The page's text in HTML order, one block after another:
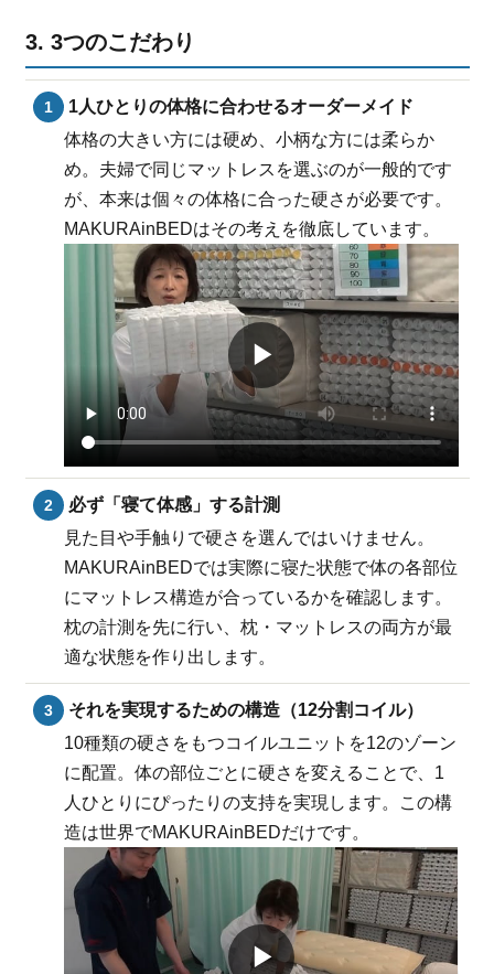
3. 3つのこだわり
1人ひとりの体格に合わせるオーダーメイド
体格の大きい方には硬め、小柄な方には柔らか
め。夫婦で同じマットレスを選ぶのが一般的です
が、本来は個々の体格に合った硬さが必要です。
MAKURAinBEDはその考えを徹底しています。
▶
必ず「寝て体感」する計測
見た目や手触りで硬さを選んではいけません。
MAKURAinBEDでは実際に寝た状態で体の各部位
にマットレス構造が合っているかを確認します。
枕の計測を先に行い、枕・マットレスの両方が最
適な状態を作り出します。
それを実現するための構造（12分割コイル）
10種類の硬さをもつコイルユニットを12のゾーン
に配置。体の部位ごとに硬さを変えることで、1
人ひとりにぴったりの支持を実現します。この構
造は世界でMAKURAinBEDだけです。
▶